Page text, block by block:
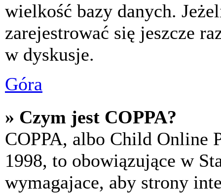
wielkość bazy danych.
zarejestrować się jeszcze
w dyskusje.
Góra
» Czym jest COPPA?
COPPA, albo Child Online
1998, to obowiązujące w
wymagajace, aby strony